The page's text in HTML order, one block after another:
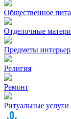
Общественное
Отделочные
Предметы
Религия
Ремонт
Ритуальные услуги